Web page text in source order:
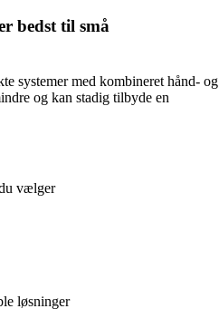
bedst til små
systemer med kombineret hånd- og
og kan stadig tilbyde en
vælger
løsninger